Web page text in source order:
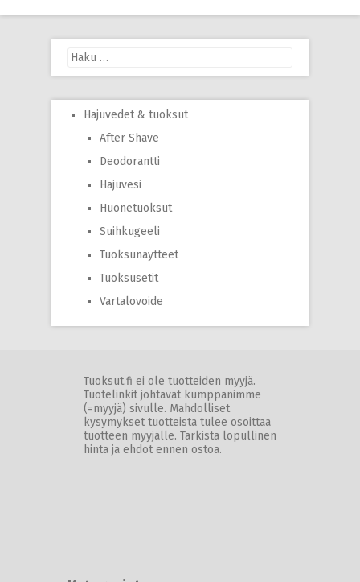
Haku:
Hajuvedet & tuoksut
After Shave
Deodorantti
Hajuvesi
Huonetuoksut
Suihkugeeli
Tuoksunäytteet
Tuoksusetit
Vartalovoide
Tuoksut.fi ei ole tuotteiden myyjä.
Tuotelinkit johtavat kumppanimme
(=myyjä) sivulle. Mahdolliset
kysymykset tuotteista tulee osoittaa
tuotteen myyjälle. Tarkista lopullinen
hinta ja ehdot ennen ostoa.